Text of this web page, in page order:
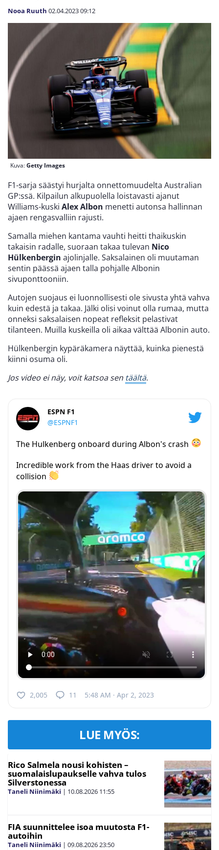
Nooa Ruuth 02.04.202309:12
Kuva:Getty Images
F1-sarja säästyi hurjalta onnettomuudelta Australian
GP:ssä. Kilpailun alkupuolella loistavasti ajanut
Williams-kuski Alex Albon menetti autonsa hallinnan
ajaen rengasvalliin rajusti.
Samalla miehen kantama vauhti heitti thaikuskin
takaisin radalle, suoraan takaa tulevan Nico
Hülkenbergin ajolinjalle. Saksalainen oli muutaman
sentin päässä ajaen talla pohjalle Albonin
sivuponttooniin.
Autojen suojaus ei luonnollisesti ole sivusta yhtä vahva
kuin edestä ja takaa. Jälki olisi voinut olla rumaa, mutta
onneksi saksalaisen nopeat refleksit pelastivat
tilanteen. Muilla kuskeilla oli aikaa välttää Albonin auto.
Hülkenbergin kypäräkamera näyttää, kuinka pienestä
kiinni osuma oli.
Jos video ei näy, voit katsoa sen täältä.
ESPN F1
@ESPNF1
The Hulkenberg onboard during Albon's crash
Incredible work from the Haas driver to avoid a
collision
2,005 11 5:48 AM · Apr 2, 2023
LUE MYÖS:
Rico Salmela nousi kohisten –
suomalaislupaukselle vahva tulos
Silverstonessa
Taneli Niinimäki | 10.08.2026 11:55
FIA suunnittelee isoa muutosta F1-
autoihin
Taneli Niinimäki | 09.08.202623:50